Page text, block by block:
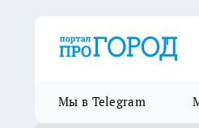
Мы в Telegram